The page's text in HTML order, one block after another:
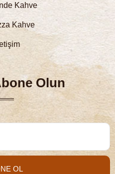
Kahve
Kahve
Olun
OL